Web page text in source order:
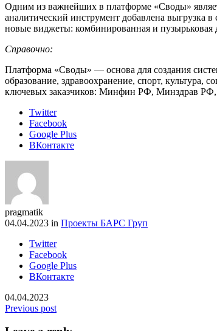
Одним из важнейших в платформе «Своды»
аналитический инструмент добавлена выгрузка
новые виджеты: комбинированная и
Справочно:
Платформа «Своды» — основа для создания
образование, здравоохранение, спорт, культура,
ключевых заказчиков: Минфин РФ, Минздрав
Twitter
Facebook
Google Plus
ВКонтакте
pragmatik
04.04.2023 in Проекты БАРС Груп
Twitter
Facebook
Google Plus
ВКонтакте
04.04.2023
Previous post